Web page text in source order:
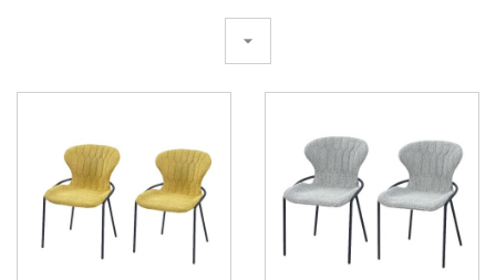
arrow_drop_down